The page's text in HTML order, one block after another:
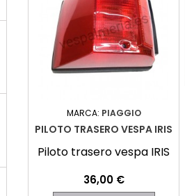
MARCA: PIAGGIO
PILOTO TRASERO VESPA IRIS
Piloto trasero vespa IRIS
Precio
36,00 €